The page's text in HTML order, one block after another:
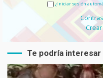
¿Iniciar sesión
Te podría interesar